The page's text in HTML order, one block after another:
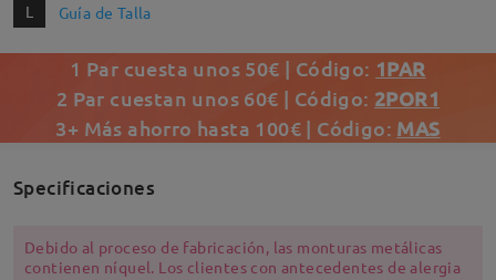
L Guía de Talla
1 Par cuesta unos 50€ | Código: 1PAR
2 Par cuestan unos 60€ | Código: 2POR1
3+ Más ahorro hasta 100€ | Código: MAS
Specificaciones
Debido al proceso de fabricación, las monturas metálicas
contienen níquel. Los clientes con antecedentes de alergia